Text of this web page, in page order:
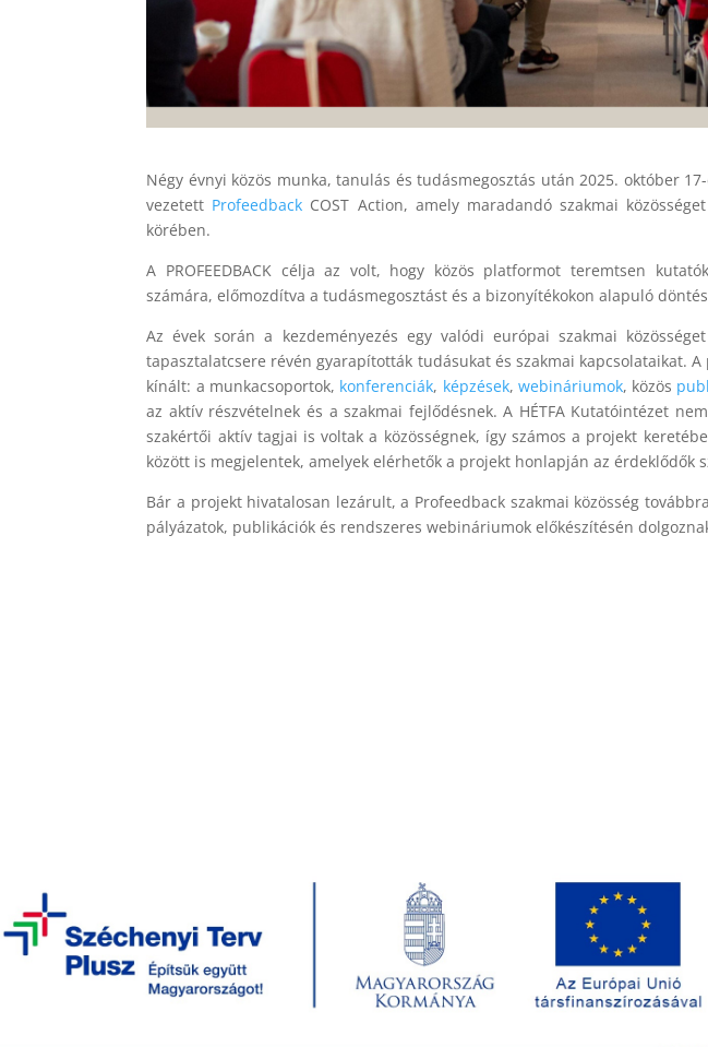
Négy évnyi közös munka, tanulás és tudásmegosztás után 2025. október
vezetett Profeedback COST Action, amely maradandó szakmai
körében.
A PROFEEDBACK célja az volt, hogy közös platformot teremtsen
számára, előmozdítva a tudásmegosztást és a bizonyítékokon alapuló
Az évek során a kezdeményezés egy valódi európai szakmai
tapasztalatcsere révén gyarapították tudásukat és szakmai kapcsolataikat.
kínált: a munkacsoportok, konferenciák, képzések, webináriumok, közös
az aktív részvételnek és a szakmai fejlődésnek. A HÉTFA Kutatóintézet
szakértői aktív tagjai is voltak a közösségnek, így számos a projekt
között is megjelentek, amelyek elérhetők a projekt honlapján az érdeklődők
Bár a projekt hivatalosan lezárult, a Profeedback szakmai közösség
pályázatok, publikációk és rendszeres webináriumok előkészítésén